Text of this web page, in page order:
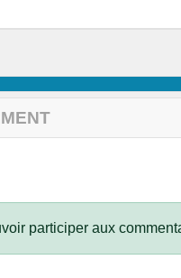
participer aux